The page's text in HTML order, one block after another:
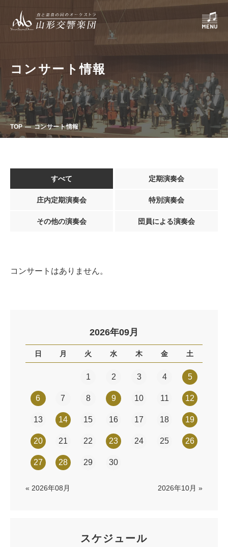
コンサート情報
TOP コンサート情報
すべて 定期演奏会
庄内定期演奏会 特別演奏会
その他の演奏会 団員による演奏会
コンサートはありません。
2026年09月
日 月 火 水 木 金 土
1 2 3 4 5
6 7 8 9 10 11 12
13 14 15 16 17 18 19
20 21 22 23 24 25 26
27 28 29 30
« 2026年08月 2026年10月 »
スケジュール